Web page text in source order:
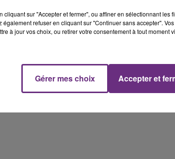
D'EXAM.
la start-up troyenneExamino,
cliquant sur "Accepter et fermer", ou affiner en sélectionnant les
également refuser en cliquant sur "Continuer sans accepter".
à jour vos choix, ou retirer votre consentement à tout moment
Gérer mes choix Accepter et